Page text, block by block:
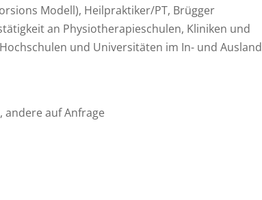
Modell), Heilpraktiker/PT, Brügger
an Physiotherapieschulen, Kliniken und
und Universitäten im In- und Ausland
andere auf Anfrage